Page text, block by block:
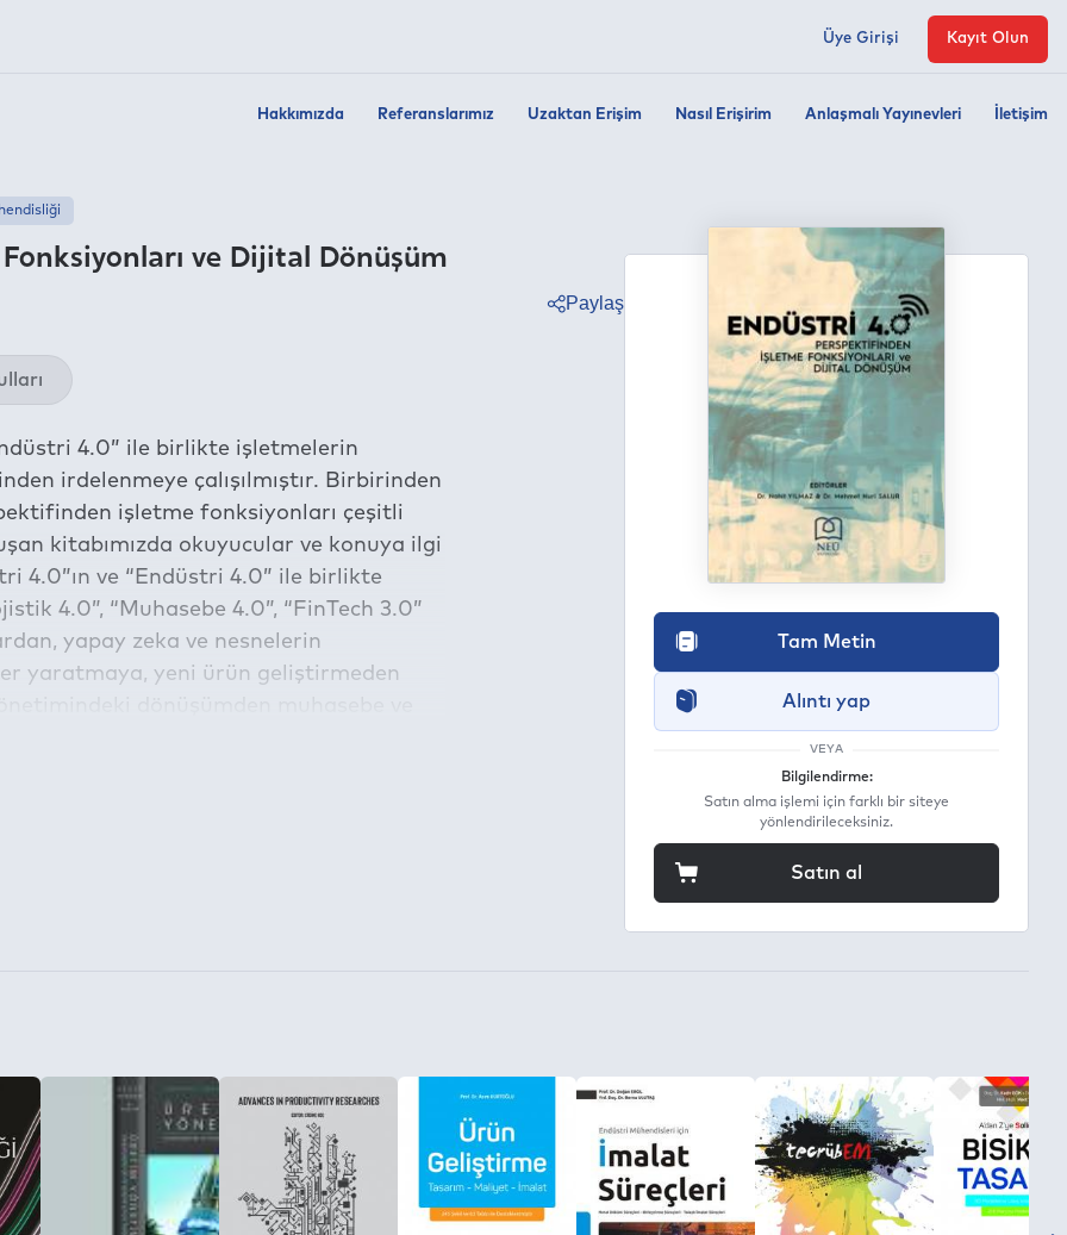
Hakkımızda Referanslarımız Uzaktan Erişim Nasıl Erişirim Anlaşmalı Yayınevleri İletişim
Üye Girişi Kayıt Olun
ve Dijital Dönüşüm
Paylaş
4.0” ile birlikte işletmelerin
irdelenmeye çalışılmıştır. Birbirinden
işletme fonksiyonları çeşitli
kitabımızda okuyucular ve konuya ilgi
4.0”ın ve “Endüstri 4.0” ile birlikte
4.0”, “Muhasebe 4.0”, “FinTech 3.0”
yapay zeka ve nesnelerin
yaratmaya, yeni ürün geliştirmeden
dönüşümden muhasebe ve
İzni:
Tam Metin
Alıntı yap
VEYA
Bilgilendirme:
Satın alma işlemi için farklı bir siteye
yönlendirileceksiniz.
Satın al